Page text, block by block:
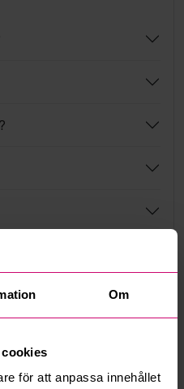
Om
för att anpassa innehållet